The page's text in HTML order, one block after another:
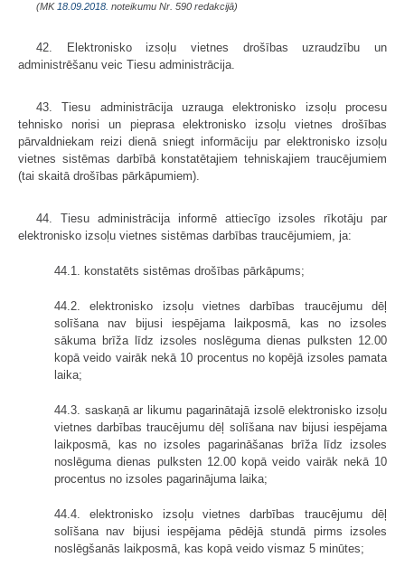
(MK18.09.2018. noteikumu Nr. 590 redakcijā)
42. Elektronisko izsoļu vietnes drošības uzraudzību un
administrēšanu veic Tiesu administrācija.
43. Tiesu administrācija uzrauga elektronisko izsoļu procesu
tehnisko norisi un pieprasa elektronisko izsoļu vietnes drošības
pārvaldniekam reizi dienā sniegt informāciju par elektronisko izsoļu
vietnes sistēmas darbībā konstatētajiem tehniskajiem traucējumiem
(tai skaitā drošības pārkāpumiem).
44. Tiesu administrācija informē attiecīgo izsoles rīkotāju par
elektronisko izsoļu vietnes sistēmas darbības traucējumiem, ja:
44.1. konstatēts sistēmas drošības pārkāpums;
44.2. elektronisko izsoļu vietnes darbības traucējumu dēļ
solīšana nav bijusi iespējama laikposmā, kas no izsoles
sākuma brīža līdz izsoles noslēguma dienas pulksten 12.00
kopā veido vairāk nekā 10 procentus no kopējā izsoles pamata
laika;
44.3. saskaņā ar likumu pagarinātajā izsolē elektronisko izsoļu
vietnes darbības traucējumu dēļ solīšana nav bijusi iespējama
laikposmā, kas no izsoles pagarināšanas brīža līdz izsoles
noslēguma dienas pulksten 12.00 kopā veido vairāk nekā 10
procentus no izsoles pagarinājuma laika;
44.4. elektronisko izsoļu vietnes darbības traucējumu dēļ
solīšana nav bijusi iespējama pēdējā stundā pirms izsoles
noslēgšanās laikposmā, kas kopā veido vismaz 5 minūtes;